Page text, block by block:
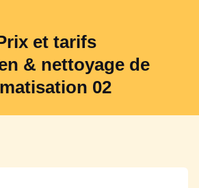
et tarifs
& nettoyage de
02